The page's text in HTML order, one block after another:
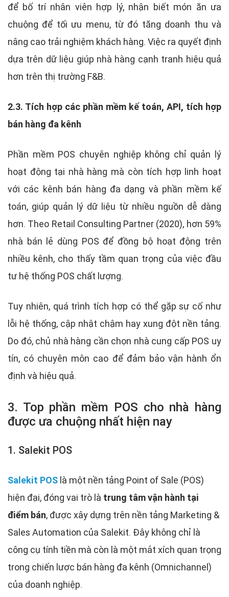
để bố trí nhân viên hợp lý, nhận biết món ăn ưa
chuộng để tối ưu menu, từ đó tăng doanh thu và
nâng cao trải nghiệm khách hàng. Việc ra quyết định
dựa trên dữ liệu giúp nhà hàng cạnh tranh hiệu quả
hơn trên thị trường F&B.
2.3. Tích hợp các phần mềm kế toán, API, tích hợp
bán hàng đa kênh
Phần mềm POS chuyên nghiệp không chỉ quản lý
hoạt động tại nhà hàng mà còn tích hợp linh hoạt
với các kênh bán hàng đa dạng và phần mềm kế
toán, giúp quản lý dữ liệu từ nhiều nguồn dễ dàng
hơn. Theo Retail Consulting Partner (2020), hơn 59%
nhà bán lẻ dùng POS để đồng bộ hoạt động trên
nhiều kênh, cho thấy tầm quan trọng của việc đầu
tư hệ thống POS chất lượng.
Tuy nhiên, quá trình tích hợp có thể gặp sự cố như
lỗi hệ thống, cập nhật chậm hay xung đột nền tảng.
Do đó, chủ nhà hàng cần chọn nhà cung cấp POS uy
tín, có chuyên môn cao để đảm bảo vận hành ổn
định và hiệu quả.
3. Top phần mềm POS cho nhà hàng
được ưa chuộng nhất hiện nay
1. Salekit POS
Salekit POS là một nền tảng Point of Sale (POS)
hiện đại, đóng vai trò là trung tâm vận hành tại
điểm bán, được xây dựng trên nền tảng Marketing &
Sales Automation của Salekit. Đây không chỉ là
công cụ tính tiền mà còn là một mắt xích quan trọng
trong chiến lược bán hàng đa kênh (Omnichannel)
của doanh nghiệp.